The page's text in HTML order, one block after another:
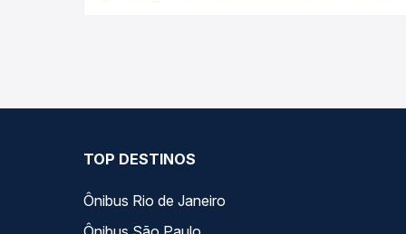
TOP DESTINOS
Ônibus Rio de Janeiro